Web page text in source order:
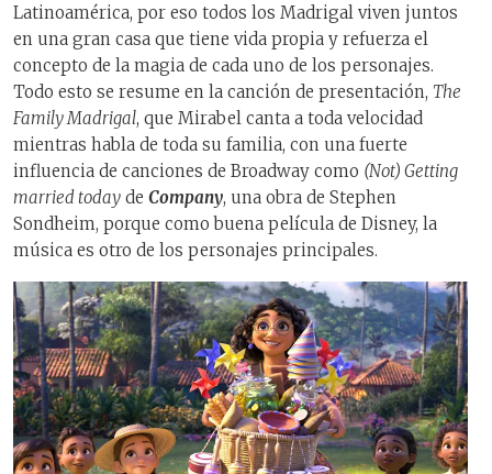
Latinoamérica, por eso todos los Madrigal viven juntos
en una gran casa que tiene vida propia y refuerza el
concepto de la magia de cada uno de los personajes.
Todo esto se resume en la canción de presentación, The
Family Madrigal, que Mirabel canta a toda velocidad
mientras habla de toda su familia, con una fuerte
influencia de canciones de Broadway como (Not) Getting
married today de Company, una obra de Stephen
Sondheim, porque como buena película de Disney, la
música es otro de los personajes principales.